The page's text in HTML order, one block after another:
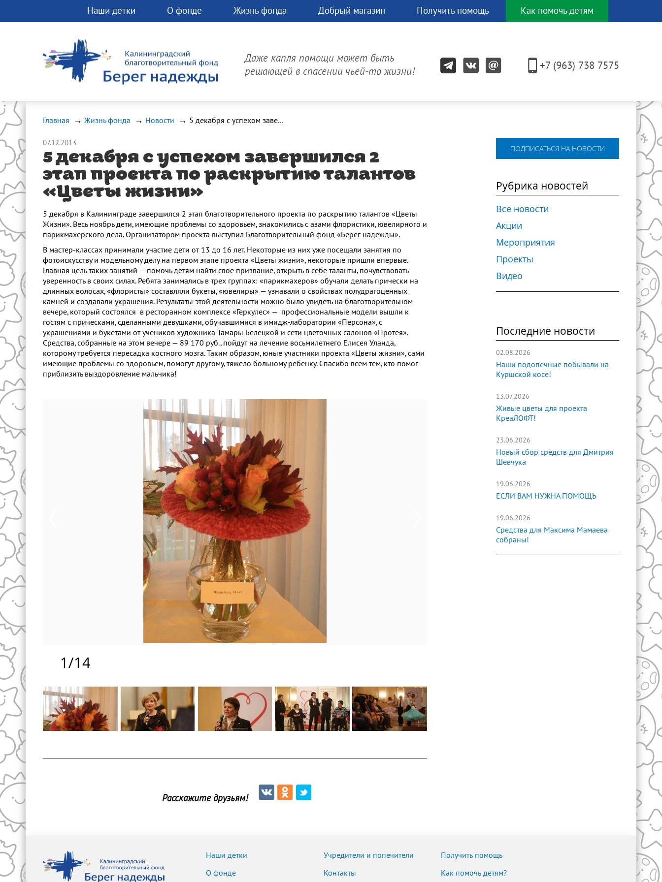
Наши детки О фонде Жизнь фонда Добрый магазин Получить помощь Как помочь детям
фонду прямо сейчас.
Любая помощь может
спасти чью-ту жизнь!
ДЕСЯТКОМ
других
Даже капля помощи может быть
решающей в спасении чьей-то жизни!
+7 (963) 738 7575
Главная Жизнь фонда Новости 5 декабря с успехом завершился 2 этап проекта по раскрытию талантов «Цветы жизни»
07.12.2013
5 декабря с успехом завершился 2
этап проекта по раскрытию талантов
«Цветы жизни»
5 декабря в Калининграде завершился 2 этап благотворительного проекта по раскрытию талантов «Цветы
Жизни». Весь ноябрь дети, имеющие проблемы со здоровьем, знакомились с азами флористики, ювелирного и
парикмахерского дела. Организатором проекта выступил Благотворительный фонд «Берег надежды».
В мастер-классах принимали участие дети от 13 до 16 лет. Некоторые из них уже посещали занятия по
фотоискусству и модельному делу на первом этапе проекта «Цветы жизни», некоторые пришли впервые.
Главная цель таких занятий — помочь детям найти свое призвание, открыть в себе таланты, почувствовать
уверенность в своих силах. Ребята занимались в трех группах: «парикмахеров» обучали делать прически на
длинных волосах, «флористы» составляли букеты, «ювелиры» — узнавали о свойствах полудрагоценных
камней и создавали украшения. Результаты этой деятельности можно было увидеть на благотворительном
вечере, который состоялся в ресторанном комплексе «Геркулес» — профессиональные модели вышли к
гостям с прическами, сделанными девушками, обучавшимися в имидж-лаборатории «Персона», с
украшениями и букетами от учеников художника Тамары Белецкой и сети цветочных салонов «Протея».
Средства, собранные на этом вечере — 89 170 руб., пойдут на лечение восьмилетнего Елисея Уланда,
которому требуется пересадка костного мозга. Таким образом, юные участники проекта «Цветы жизни», сами
имеющие проблемы со здоровьем, помогут другому, тяжело больному ребенку. Спасибо всем тем, кто помог
приблизить выздоровление мальчика!
1/14
Расскажите друзьям!
ПОДПИСАТЬСЯ НА НОВОСТИ
Рубрика новостей
Все новости
Акции
Мероприятия
Проекты
Видео
Последние новости
02.08.2026
Наши подопечные побывали на
Куршской косе!
13.07.2026
Живые цветы для проекта
КреаЛОФТ!
23.06.2026
Новый сбор средств для Дмитрия
Шевчука
19.06.2026
ЕСЛИ ВАМ НУЖНА ПОМОЩЬ
19.06.2026
Средства для Максима Мамаева
собраны!
Наши детки
О фонде
Учредители и попечители
Контакты
Получить помощь
Как помочь детям?